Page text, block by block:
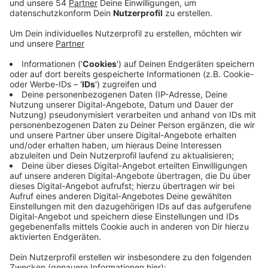
Veröffentlicht:Montag, 12.08.2019 13:19
Absolute Priorität habe laut Vorstand des Vereins
nach wie vor eine neue Skatehalle zu finden. Ende
nächsten Jahres läuft der Mietvertrag im Rollmarkt
auf der Rheydter Hauptstraße endgültig aus. Dort
betreibt der Verein schon seit längerem in einem alten
Textildiscounter eine gut besuchte Indoor
Skateanlage. Diese Zwischennutzung ist aber bald
Geschichte, weil der Eigentümer andere Pläne mit dem
Gebäude hat. Man wolle sich deshalb mit einem
weiteren Großprojekt- wie es die freiluft Skatefläche
im Campuspark wäre- nicht verzetteln. Momentan
müsse man alle Energie in das Projekt Skatehalle